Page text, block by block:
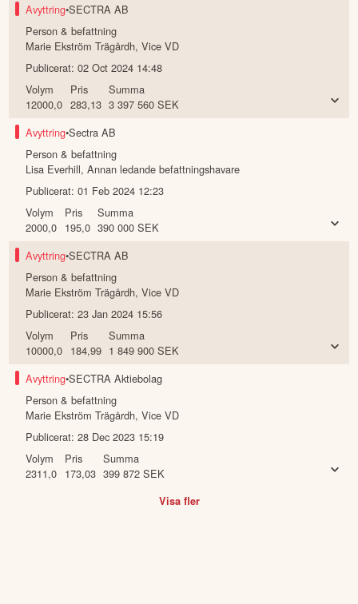
Avyttring•SECTRA AB
Person & befattning
Marie Ekström Trägårdh,Vice VD
Publicerat:02 Oct 2024 14:48
Volym
12000,0
Pris
283,13
Summa
3 397 560 SEK
Avyttring•Sectra AB
Person & befattning
Lisa Everhill,Annan ledande befattningshavare
Publicerat:01 Feb 2024 12:23
Volym
2000,0
Pris
195,0
Summa
390 000 SEK
Avyttring•SECTRA AB
Person & befattning
Marie Ekström Trägårdh,Vice VD
Publicerat:23 Jan 2024 15:56
Volym
10000,0
Pris
184,99
Summa
1 849 900 SEK
Avyttring•SECTRA Aktiebolag
Person & befattning
Marie Ekström Trägårdh,Vice VD
Publicerat:28 Dec 2023 15:19
Volym
2311,0
Pris
173,03
Summa
399 872 SEK
Visa fler